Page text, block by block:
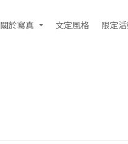
關於寫真 文定風格 限定